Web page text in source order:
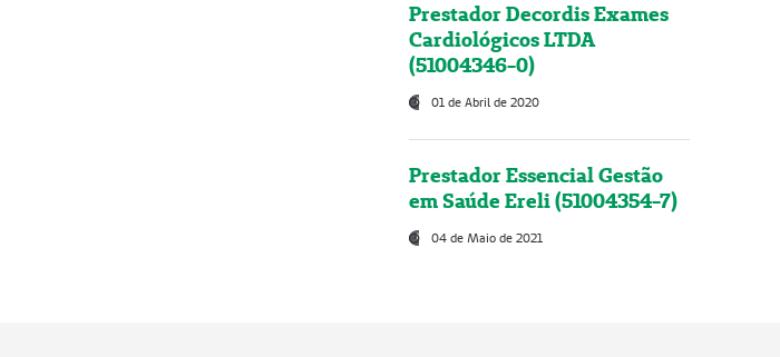
Prestador Decordis Exames
Cardiológicos LTDA
(51004346-0)
01 de Abril de 2020
Prestador Essencial Gestão
em Saúde Ereli (51004354-7)
04 de Maio de 2021